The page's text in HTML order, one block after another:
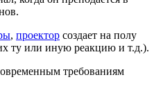
, проектор создает на полу
ту или иную реакцию и т.д.).
требованиям